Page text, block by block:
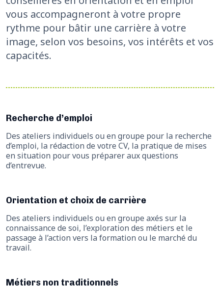
vous accompagneront à votre propre
rythme pour bâtir une carrière à votre
image, selon vos besoins, vos intérêts et vos
capacités.
Recherche d’emploi
Des ateliers individuels ou en groupe pour la recherche
d’emploi, la rédaction de votre CV, la pratique de mises
en situation pour vous préparer aux questions
d’entrevue.
Orientation et choix de carrière
Des ateliers individuels ou en groupe axés sur la
connaissance de soi, l’exploration des métiers et le
passage à l’action vers la formation ou le marché du
travail.
Métiers non traditionnels